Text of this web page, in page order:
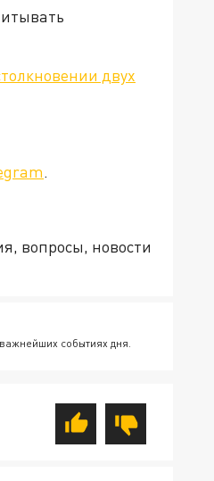
двух
.
вопросы, новости
событиях дня.